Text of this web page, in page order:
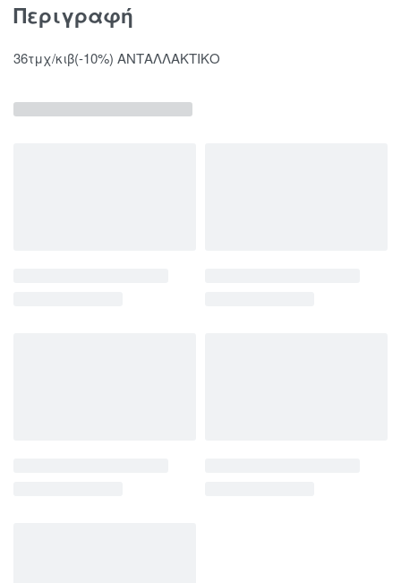
Περιγραφή
36τμχ/κιβ(-10%) ΑΝΤΑΛΛΑΚΤΙΚΟ